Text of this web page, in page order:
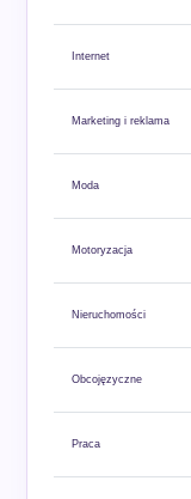
Internet
Marketing i reklama
Moda
Motoryzacja
Nieruchomości
Obcojęzyczne
Praca